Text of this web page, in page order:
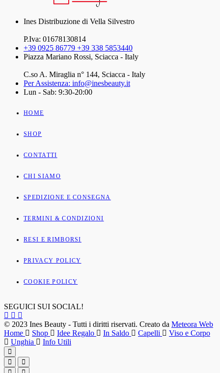
Ines Distribuzione di Vella Silvestro
P.Iva: 01678130814
+39 0925 86779 +39 338 5853440
Piazza Mariano Rossi, Sciacca - Italy
C.so A. Miraglia n° 144, Sciacca - Italy
Per Assistenza: info@inesbeauty.it
Lun - Sab: 9:30-20:00
HOME
SHOP
CONTATTI
CHI SIAMO
SPEDIZIONE E CONSEGNA
TERMINI & CONDIZIONI
RESI E RIMBORSI
PRIVACY POLICY
COOKIE POLICY
SEGUICI SUI SOCIAL!
© 2023 Ines Beauty - Tutti i diritti riservati. Creato da Meteora Web
Home
Shop Idee Regalo In Saldo Capelli
Viso e Corpo
Unghia
Info Utili